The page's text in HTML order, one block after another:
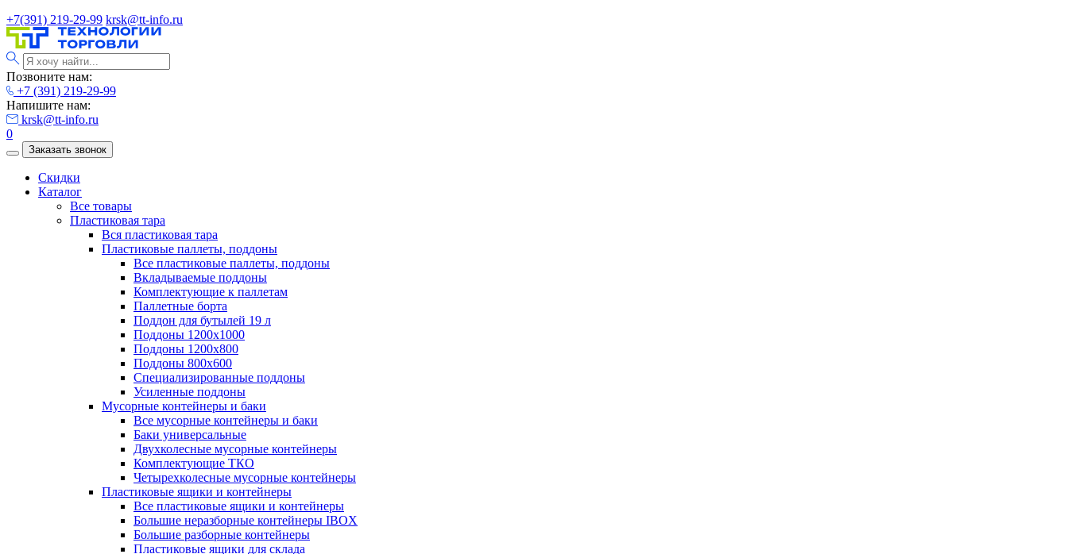
+7(391) 219-29-99 krsk@tt-info.ru
Позвоните нам:
+7 (391) 219-29-99
Напишите нам:
krsk@tt-info.ru
0
Заказать звонок
Скидки
Каталог
Все товары
Пластиковая тара
Вся пластиковая тара
Пластиковые паллеты, поддоны
Все пластиковые паллеты, поддоны
Вкладываемые поддоны
Комплектующие к паллетам
Паллетные борта
Поддон для бутылей 19 л
Поддоны 1200х1000
Поддоны 1200х800
Поддоны 800х600
Специализированные поддоны
Усиленные поддоны
Мусорные контейнеры и баки
Все мусорные контейнеры и баки
Баки универсальные
Двухколесные мусорные контейнеры
Комплектующие ТКО
Четырехколесные мусорные контейнеры
Пластиковые ящики и контейнеры
Все пластиковые ящики и контейнеры
Большие неразборные контейнеры IBOX
Большие разборные контейнеры
Пластиковые ящики для склада